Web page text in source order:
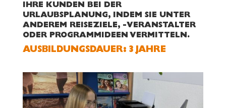
IHRE KUNDEN BEI DER
URLAUBSPLANUNG, INDEM SIE UNTER
ANDEREM REISEZIELE, -VERANSTALTER
ODER PROGRAMMIDEEN VERMITTELN.
AUS­BILDUNGS­DAUER: 3 JAHRE